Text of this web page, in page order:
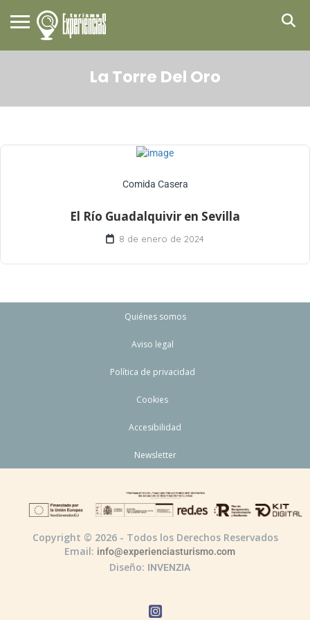
La Torre Del Oro
Comida Casera
El Río Guadalquivir en Sevilla
8 de enero de 2024
Quiénes somos
Aviso legal
Política de privacidad
Cookies
Accesibilidad
Newsletter
Copyright © 2026 - Todos los Derechos Reservados
Email: info@experienciasturismo.com
Diseño: INVENZIA